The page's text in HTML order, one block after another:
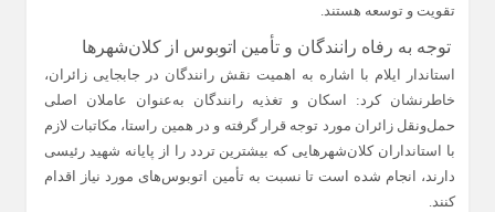
تقویت و توسعه هستند.
توجه به رفاه رانندگان و تأمین اتوبوس از کلان‌شهرها
استاندار ایلام با اشاره به اهمیت نقش رانندگان در جابجایی زائران،
خاطرنشان کرد: اسکان و تغذیه رانندگان به‌عنوان عاملان اصلی
حمل‌ونقل زائران مورد توجه قرار گرفته و در همین راستا، مکاتبات لازم
با استانداران کلان‌شهرهایی که بیشترین تردد را از پایانه شهید رئیسی
دارند، انجام شده است تا نسبت به تأمین اتوبوس‌های مورد نیاز اقدام
کنند.